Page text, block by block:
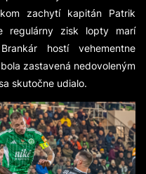
zachytí kapitán Patrik
regulárny zisk lopty marí
hostí vehementne
zastavená nedovoleným
skutočne udialo.